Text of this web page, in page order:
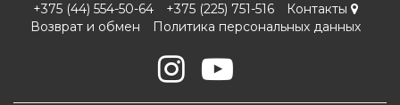
+375 (44) 554-50-64 +375 (225) 751-516
Контакты
Возврат и обмен
Политика персональных данных